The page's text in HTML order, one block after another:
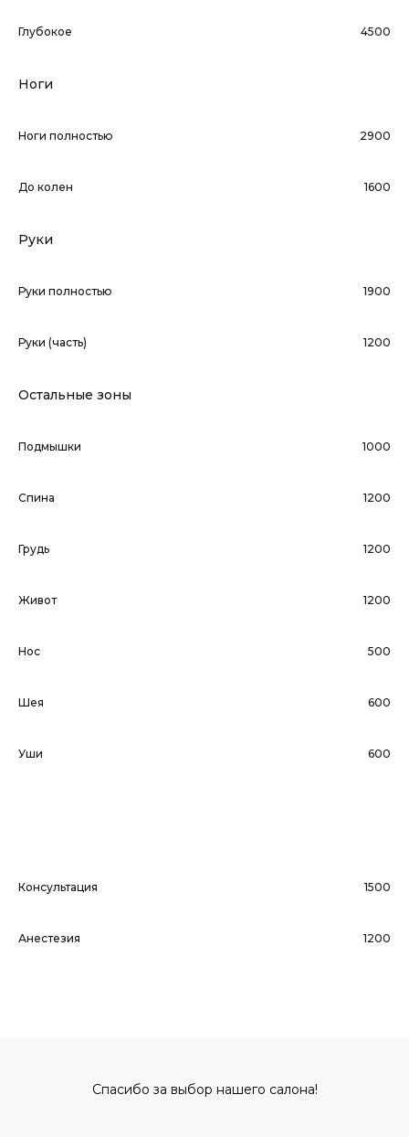
Глубокое 4500
Ноги
Ноги полностью 2900
До колен 1600
Руки
Руки полностью 1900
Руки (часть) 1200
Остальные зоны
Подмышки 1000
Спина 1200
Грудь 1200
Живот 1200
Нос 500
Шея 600
Уши 600
Консультация 1500
Анестезия 1200
Спасибо за выбор нашего салона!